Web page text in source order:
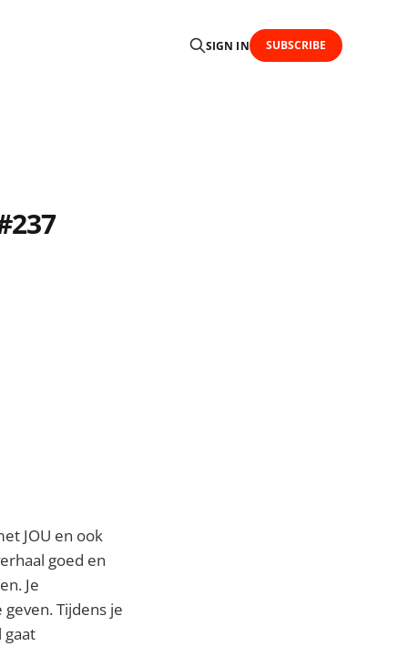
SIGN IN SUBSCRIBE
JOU en ook
goed en
Je
Tijdens je
gaat